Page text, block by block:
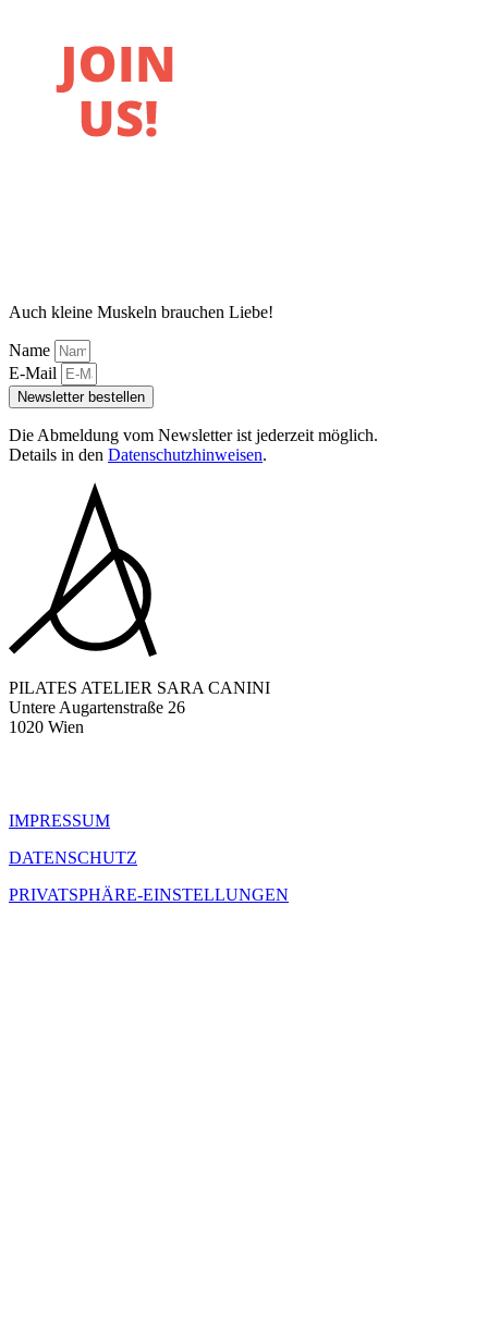
Auch kleine Muskeln brauchen Liebe!
Name
E-Mail
Newsletter bestellen
Die Abmeldung vom Newsletter ist jederzeit möglich.
Details in den Datenschutzhinweisen.
PILATES ATELIER SARA CANINI
Untere Augartenstraße 26
1020 Wien
IMPRESSUM
DATENSCHUTZ
PRIVATSPHÄRE-EINSTELLUNGEN